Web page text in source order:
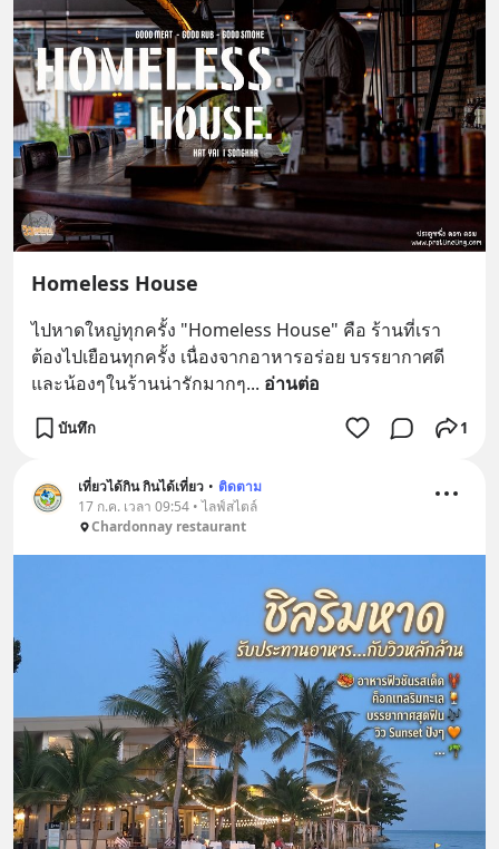
Homeless House
ไปหาดใหญ่ทุกครั้ง "Homeless House" คือ ร้านที่เรา
ต้องไปเยือนทุกครั้ง เนื่องจากอาหารอร่อย บรรยากาศดี
และน้องๆในร้านน่ารักมากๆ... อ่านต่อ
บันทึก 1
เที่ยวได้กิน กินได้เที่ยว • ติดตาม
17 ก.ค. เวลา 09:54 • ไลฟ์สไตล์
Chardonnay restaurant